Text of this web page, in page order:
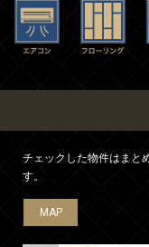
チェックした物件はまと
す。
MAP